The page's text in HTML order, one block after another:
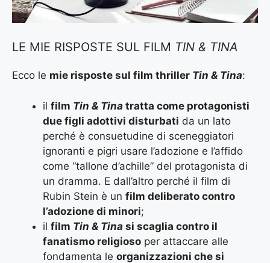
LE MIE RISPOSTE SUL FILM TIN & TINA
Ecco le mie risposte sul film thriller Tin & Tina:
il film Tin & Tina tratta come protagonisti
due figli adottivi disturbati da un lato
perché è consuetudine di sceneggiatori
ignoranti e pigri usare l’adozione e l’affido
come “tallone d’achille” del protagonista di
un dramma. E dall’altro perché il film di
Rubin Stein è un film deliberato contro
l’adozione di minori;
il film Tin & Tina si scaglia contro il
fanatismo religioso per attaccare alle
fondamenta le organizzazioni che si